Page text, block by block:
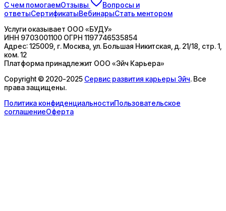
С чем помогаемОтзывы
Вопросы и
ответыСертификатыВебинарыСтать ментором
Услуги оказывает ООО «БУДУ»
ИНН 9703001100 ОГРН 1197746535854
Адрес:125009, г. Москва, ул. Большая Никитская, д. 21/18, стр. 1,
ком. 12
Платформа принадлежит ООО «Эйч Карьера»
Copyright © 2020-2025 Сервис развития карьеры Эйч. Все
права защищены.
Политика конфиденциальностиПользовательское
соглашениеОферта